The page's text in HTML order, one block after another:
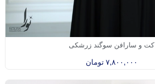
کت و سارافن سوگند زرشکی
۷,۸۰۰,۰۰۰ تومان